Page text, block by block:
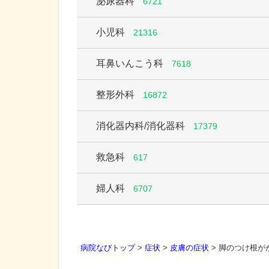
小児科 21316
耳鼻いんこう科 7618
整形外科 16872
消化器内科/消化器科 17379
救急科 617
婦人科 6707
病院なびトップ> 症状 > 皮膚の症状 > 脚のつけ根が